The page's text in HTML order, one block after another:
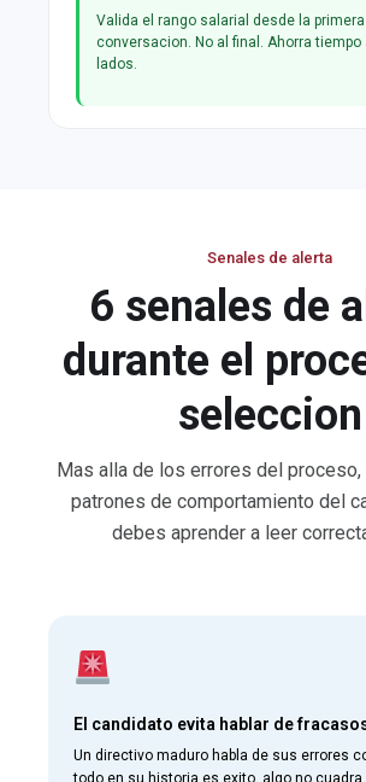
Valida el rango salarial desde la primera
conversacion. No al final. Ahorra tiempo
lados.
Senales de alerta
6 senales de
durante el
seleccion
Mas alla de los errores del
patrones de comportamiento del
debes aprender a leer
El candidato evita hablar de
Un directivo maduro habla de sus errores
todo en su historia es exito, algo no cuadra.